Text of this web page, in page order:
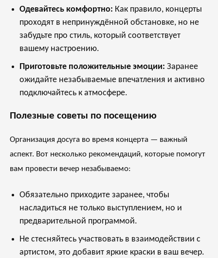
Одевайтесь комфортно: Как правило, концерты
проходят в непринуждённой обстановке, но не
забудьте про стиль, который соответствует
вашему настроению.
Приготовьте положительные эмоции: Заранее
ожидайте незабываемые впечатления и активно
подключайтесь к атмосфере.
Полезные советы по посещению
Организация досуга во время концерта — важный
аспект. Вот несколько рекомендаций, которые помогут
вам провести вечер незабываемо:
Обязательно приходите заранее, чтобы
насладиться не только выступлением, но и
предварительной программой.
Не стесняйтесь участвовать в взаимодействии с
артистом, это добавит яркие краски в ваш вечер.